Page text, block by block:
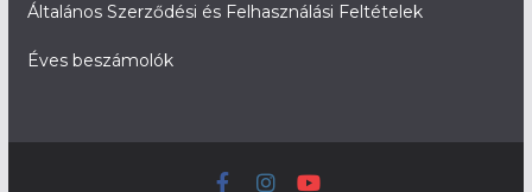
Általános Szerződési és Felhasználási Feltételek
Éves beszámolók